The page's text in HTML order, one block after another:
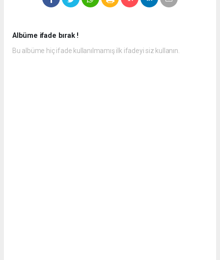
Albüme ifade bırak !
Bu albüme hiç ifade kullanılmamış ilk ifadeyi siz kullanın.